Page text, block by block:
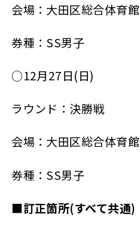
会場：大田区総合体育館
券種：SS男子
○12月27日(日)
ラウンド：決勝戦
会場：大田区総合体育館
券種：SS男子
■訂正箇所(すべて共通)